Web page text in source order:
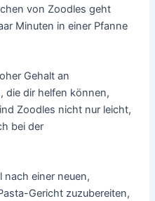
von Zoodles geht
Minuten in einer Pfanne
Gehalt an
die dir helfen können,
Zoodles nicht nur leicht,
bei der
nach einer neuen,
Gericht zuzubereiten,